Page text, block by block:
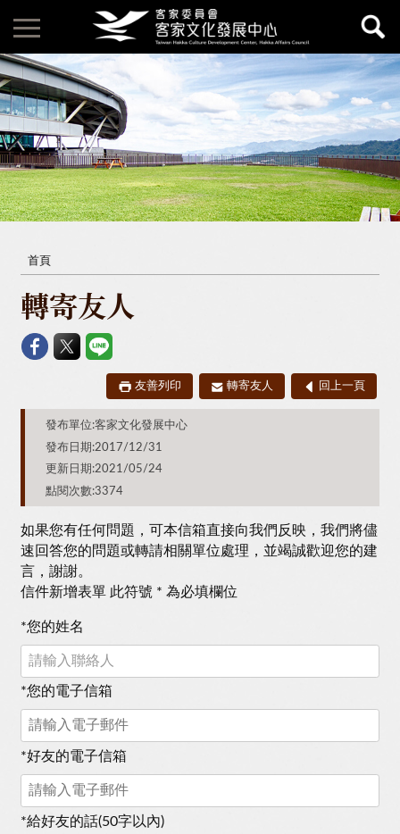
首頁
轉寄友人
友善列印 轉寄友人 回上一頁
發布單位:客家文化發展中心
發布日期:2017/12/31
更新日期:2021/05/24
點閱次數:3374
如果您有任何問題，可本信箱直接向我們反映，我們將儘
速回答您的問題或轉請相關單位處理，並竭誠歡迎您的建
言，謝謝。
信件新增表單 此符號 * 為必填欄位
*您的姓名
*您的電子信箱
*好友的電子信箱
*給好友的話(50字以內)